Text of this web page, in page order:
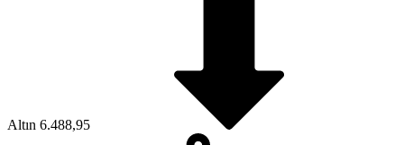
Altın 6.488,95